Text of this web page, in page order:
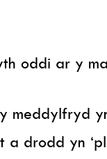
oddi ar y
y meddylfryd
a drodd yn